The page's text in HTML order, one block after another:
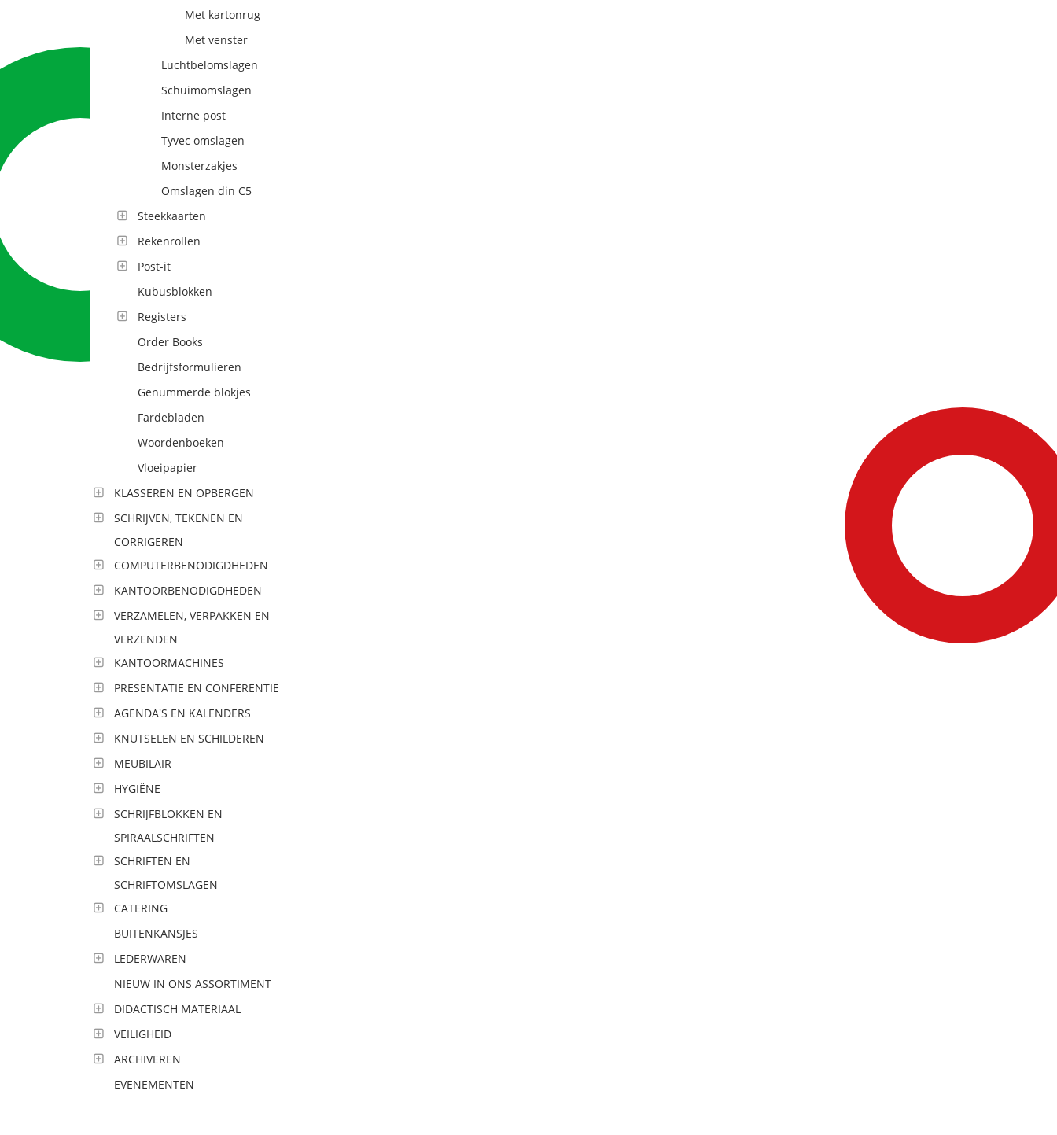
Met kartonrug
Met venster
Luchtbelomslagen
Schuimomslagen
Interne post
Tyvec omslagen
Monsterzakjes
Omslagen din C5
Steekkaarten
Rekenrollen
Post-it
Kubusblokken
Registers
Order Books
Bedrijfsformulieren
Genummerde blokjes
Fardebladen
Woordenboeken
Vloeipapier
KLASSEREN EN OPBERGEN
SCHRIJVEN, TEKENEN EN
CORRIGEREN
COMPUTERBENODIGDHEDEN
KANTOORBENODIGDHEDEN
VERZAMELEN, VERPAKKEN EN
VERZENDEN
KANTOORMACHINES
PRESENTATIE EN CONFERENTIE
AGENDA'S EN KALENDERS
KNUTSELEN EN SCHILDEREN
MEUBILAIR
HYGIËNE
SCHRIJFBLOKKEN EN
SPIRAALSCHRIFTEN
SCHRIFTEN EN
SCHRIFTOMSLAGEN
CATERING
BUITENKANSJES
LEDERWAREN
NIEUW IN ONS ASSORTIMENT
DIDACTISCH MATERIAAL
VEILIGHEID
ARCHIVEREN
EVENEMENTEN